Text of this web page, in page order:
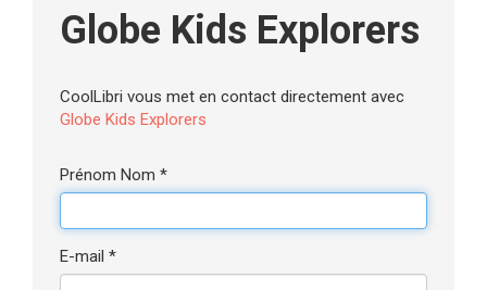
Globe Kids Explorers
CoolLibri vous met en contact directement avec
Globe Kids Explorers
Prénom Nom *
E-mail *